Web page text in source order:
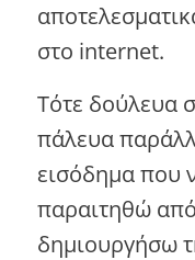
στο internet.
Τότε δούλευα
πάλευα
εισόδημα που
παραιτηθώ
δημιουργήσω